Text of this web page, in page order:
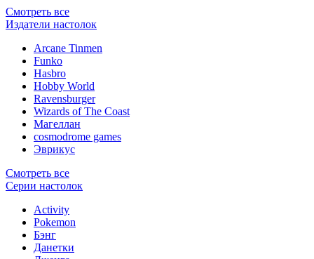
Смотреть все
Издатели настолок
Arcane Tinmen
Funko
Hasbro
Hobby World
Ravensburger
Wizards of The Coast
Магеллан
сosmodrome games
Эврикус
Смотреть все
Серии настолок
Activity
Pokemon
Бэнг
Данетки